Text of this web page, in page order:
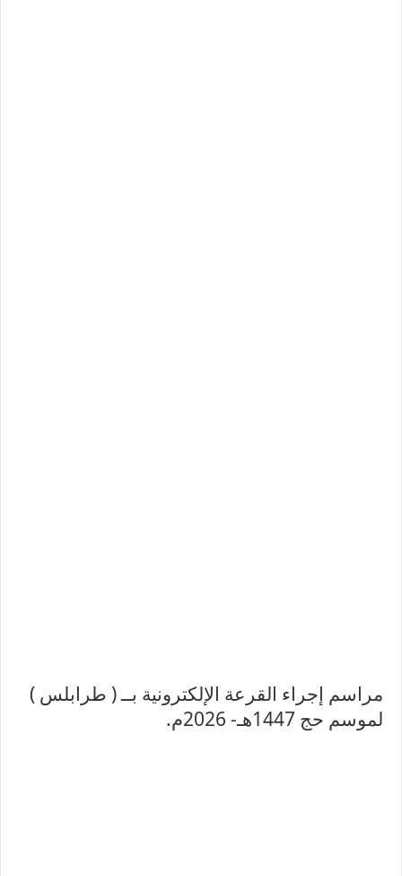
مراسم إجراء القرعة الإلكترونية بــ ( طرابلس )
لموسم حج 1447هـ- 2026م.